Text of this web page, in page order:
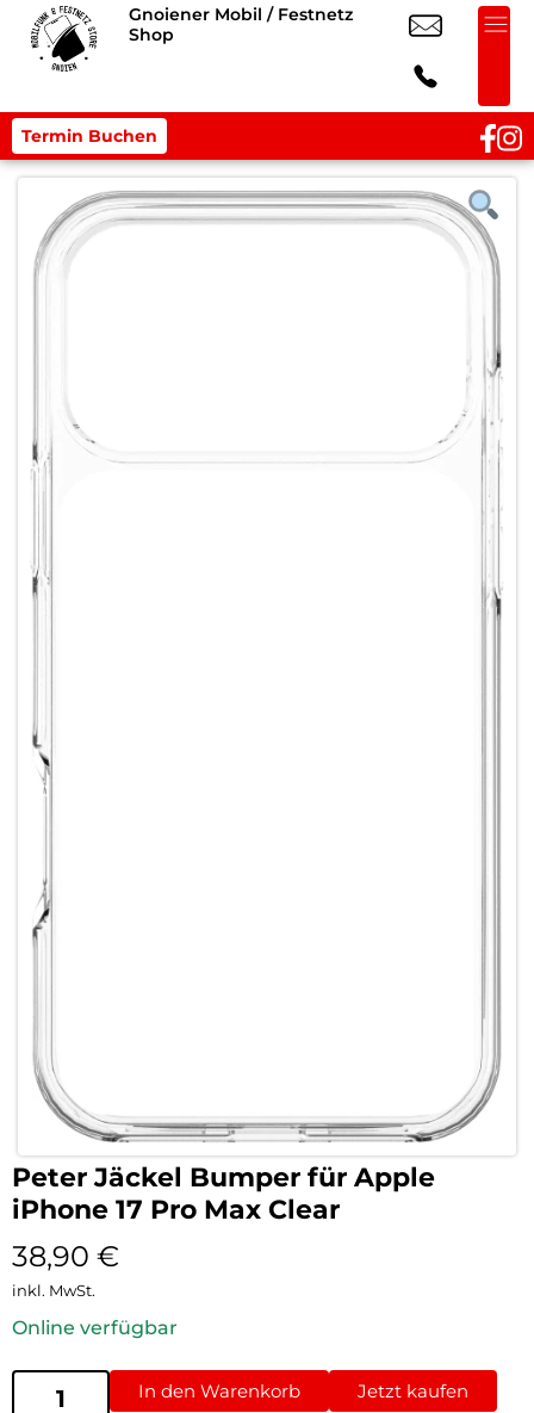
Gnoiener Mobil / Festnetz
Shop
Termin Buchen
Peter Jäckel Bumper für Apple
iPhone 17 Pro Max Clear
38,90 €
inkl. MwSt.
Online verfügbar
In den Warenkorb Jetzt kaufen